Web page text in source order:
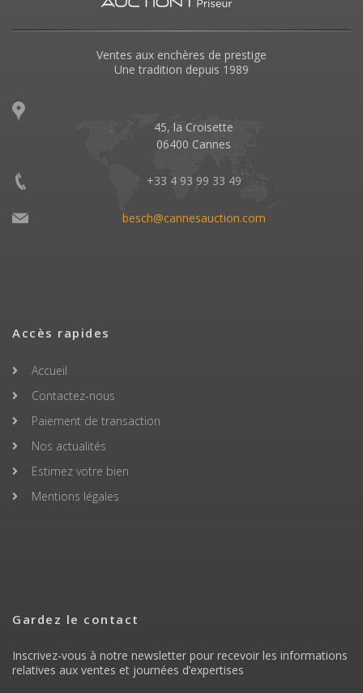
Ventes aux enchères de prestige
Une tradition depuis 1989
45, la Croisette
06400 Cannes
+33 4 93 99 33 49
besch@cannesauction.com
Accès rapides
Accueil
Contactez-nous
Paiement de transaction
Nos actualités
Estimez votre bien
Mentions légales
Gardez le contact
Inscrivez-vous à notre newsletter pour recevoir les informations
relatives aux ventes et journées d’expertises